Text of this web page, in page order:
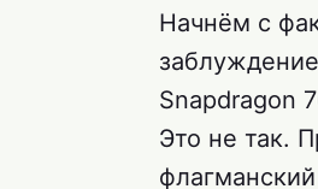
Начнём с
Snapdragon
Это не так.